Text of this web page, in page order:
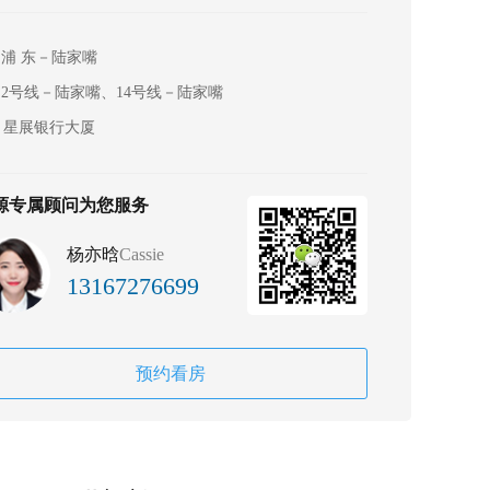
浦 东－陆家嘴
2号线－陆家嘴、14号线－陆家嘴
星展银行大厦
专属顾问为您服务
杨亦晗Cassie
13167276699
预约看房